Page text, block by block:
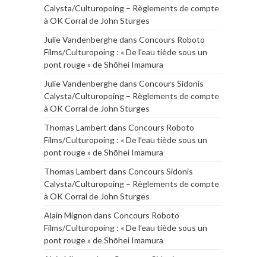
Calysta/Culturopoing – Règlements de compte
à OK Corral de John Sturges
Julie Vandenberghedans Concours Roboto
Films/Culturopoing : « De l’eau tiède sous un
pont rouge » de Shōhei Imamura
Julie Vandenberghedans Concours Sidonis
Calysta/Culturopoing – Règlements de compte
à OK Corral de John Sturges
Thomas Lambert dans Concours Roboto
Films/Culturopoing : « De l’eau tiède sous un
pont rouge » de Shōhei Imamura
Thomas Lambert dans Concours Sidonis
Calysta/Culturopoing – Règlements de compte
à OK Corral de John Sturges
Alain Mignon dans Concours Roboto
Films/Culturopoing : « De l’eau tiède sous un
pont rouge » de Shōhei Imamura